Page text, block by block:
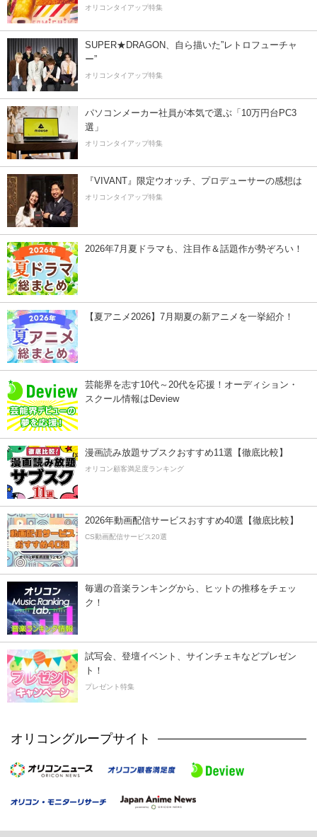
オリコンタイアップ特集
SUPER★DRAGON、自ら描いた”レトロフューチャ
ー”
オリコンタイアップ特集
パソコンメーカー社員が本気で選ぶ「10万円台PC3
選」
オリコンタイアップ特集
『VIVANT』限定ウオッチ、プロデューサーの感想は
オリコンタイアップ特集
2026年7月夏ドラマも、注目作＆話題作が勢ぞろい！
【夏アニメ2026】7月期夏の新アニメを一挙紹介！
芸能界を志す10代～20代を応援！オーディション・
スクール情報はDeview
漫画読み放題サブスクおすすめ11選【徹底比較】
オリコン顧客満足度ランキング
2026年動画配信サービスおすすめ40選【徹底比較】
CS動画配信サービス20選
毎週の音楽ランキングから、ヒットの推移をチェッ
ク！
試写会、登壇イベント、サインチェキなどプレゼン
ト！
プレゼント特集
オリコングループサイト